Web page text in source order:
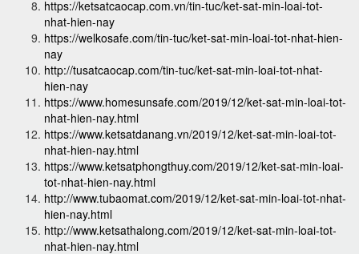
https://ketsatcaocap.com.vn/tin-tuc/ket-sat-min-loai-tot-
nhat-hien-nay
https://welkosafe.com/tin-tuc/ket-sat-min-loai-tot-nhat-hien-
nay
http://tusatcaocap.com/tin-tuc/ket-sat-min-loai-tot-nhat-
hien-nay
https://www.homesunsafe.com/2019/12/ket-sat-min-loai-tot-
nhat-hien-nay.html
https://www.ketsatdanang.vn/2019/12/ket-sat-min-loai-tot-
nhat-hien-nay.html
https://www.ketsatphongthuy.com/2019/12/ket-sat-min-loai-
tot-nhat-hien-nay.html
http://www.tubaomat.com/2019/12/ket-sat-min-loai-tot-nhat-
hien-nay.html
http://www.ketsathalong.com/2019/12/ket-sat-min-loai-tot-
nhat-hien-nay.html